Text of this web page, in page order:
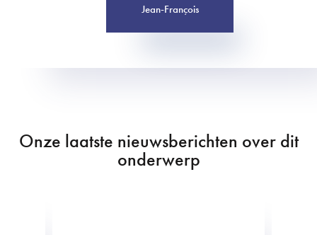
Jean-François
Onze laatste nieuwsberichten over dit
onderwerp